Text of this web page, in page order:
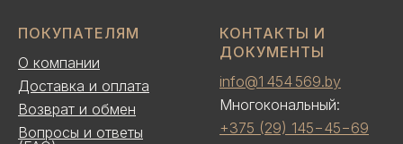
ПОКУПАТЕЛЯМ
О компании
Доставка и оплата
Возврат и обмен
Вопросы и ответы
КОНТАКТЫ И
ДОКУМЕНТЫ
info@1 454 569.by
Многокональный:
+375 (29) 145−45−69